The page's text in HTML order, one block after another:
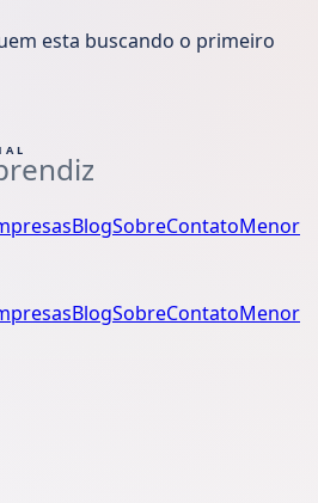
esta buscando o primeiro
BlogSobreContatoMenor
BlogSobreContatoMenor